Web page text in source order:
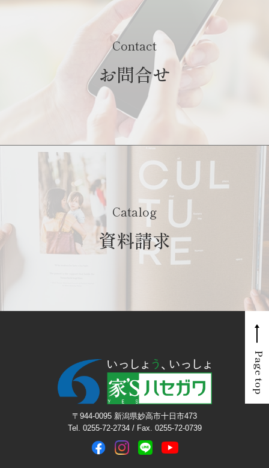
Contact
お問合せ
Catalog
資料請求
Page top
〒944-0095 新潟県妙高市十日市473
Tel. 0255-72-2734 / Fax. 0255-72-0739